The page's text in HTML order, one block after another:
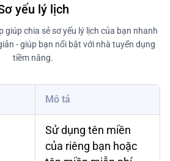
yếu lý lịch
giúp chia sẻ sơ yếu lý lịch của bạn nhanh
- giúp bạn nổi bật với nhà tuyển dụng
tiềm năng.
Mô tả
Sử dụng tên miền
của riêng bạn hoặc